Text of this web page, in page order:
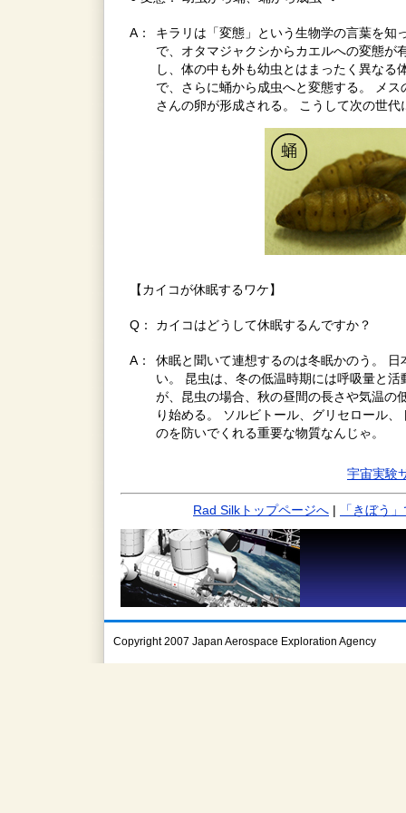
A：
キラリは「変態」という生物学の言葉を知
で、オタマジャクシからカエルへの変態が
し、体の中も外も幼虫とはまったく異な
で、さらに蛹から成虫へと変態する。 メ
さんの卵が形成される。 こうして次の世
【カイコが休眠するワケ】
Q： カイコはどうして休眠するんですか？
A：
休眠と聞いて連想するのは冬眠かのう。
い。 昆虫は、冬の低温時期には呼吸量と
が、昆虫の場合、秋の昼間の長さや気温の
り始める。 ソルビトール、グリセロール
のを防いでくれる重要な物質なんじゃ。
宇宙実験
Rad Silkトップページへ 「きぼう
Copyright 2007 Japan Aerospace Exploration Agency